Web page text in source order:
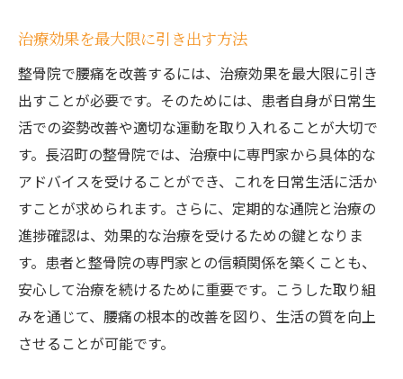
治療効果を最大限に引き出す方法
整骨院で腰痛を改善するには、治療効果を最大限に引き
出すことが必要です。そのためには、患者自身が日常生
活での姿勢改善や適切な運動を取り入れることが大切で
す。長沼町の整骨院では、治療中に専門家から具体的な
アドバイスを受けることができ、これを日常生活に活か
すことが求められます。さらに、定期的な通院と治療の
進捗確認は、効果的な治療を受けるための鍵となりま
す。患者と整骨院の専門家との信頼関係を築くことも、
安心して治療を続けるために重要です。こうした取り組
みを通じて、腰痛の根本的改善を図り、生活の質を向上
させることが可能です。